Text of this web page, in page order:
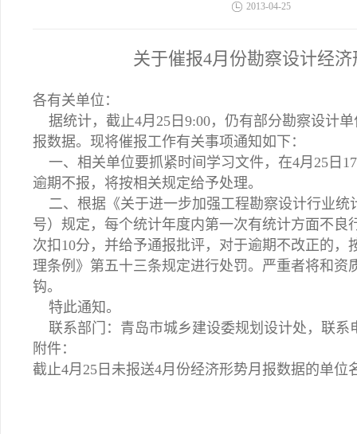
2013-04-25
关于催报4月份勘察设计经
各有关单位：
据统计，截止4月25日9:00，仍有部分勘察设计
报数据。现将催报工作有关事项通知如下：
一、相关单位要抓紧时间学习文件，在4月25日
逾期不报，将按相关规定给予处理。
二、根据《关于进一步加强工程勘察设计行业统
号）规定，每个统计年度内第一次有统计方面不良
次扣10分，并给予通报批评，对于逾期不改正的，
理条例》第五十三条规定进行处罚。严重者将和资
钩。
特此通知。
联系部门：青岛市城乡建设委规划设计处，联系
附件：
截止4月25日未报送4月份经济形势月报数据的单位